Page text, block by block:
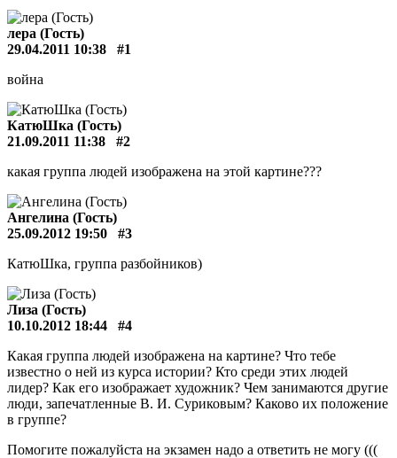
лера (Гость)
29.04.2011 10:38
#1
война
КатюШка (Гость)
21.09.2011 11:38
#2
какая группа людей изображена на этой картине???
Ангелина (Гость)
25.09.2012 19:50
#3
КатюШка, группа разбойников)
Лиза (Гость)
10.10.2012 18:44
#4
Какая группа людей изображена на картине? Что тебе
известно о ней из курса истории? Кто среди этих людей
лидер? Как его изображает художник? Чем занимаются другие
люди, запечатленные В. И. Суриковым? Каково их положение
в группе?
Помогите пожалуйста на экзамен надо а ответить не могу (((